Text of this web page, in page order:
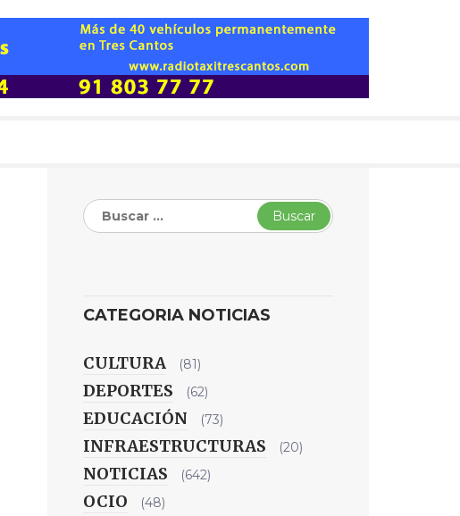
Buscar:
CATEGORIA NOTICIAS
CULTURA (81)
DEPORTES (62)
EDUCACIÓN (73)
INFRAESTRUCTURAS (20)
NOTICIAS (642)
OCIO (48)